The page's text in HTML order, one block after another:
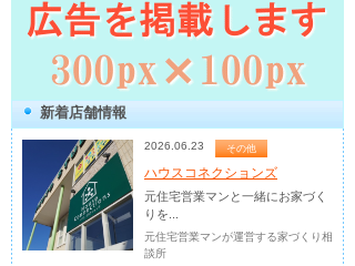
新着店舗情報
2026.06.23 その他
ハウスコネクションズ
元住宅営業マンと一緒にお家づく
りを...
元住宅営業マンが運営する家づくり相
談所